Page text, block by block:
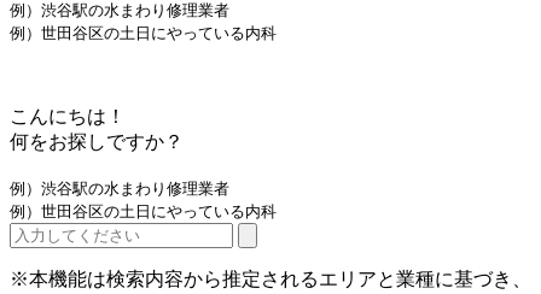
例）渋谷駅の水まわり修理業者
例）世田谷区の土日にやっている内科
こんにちは！
何をお探しですか？
例）渋谷駅の水まわり修理業者
例）世田谷区の土日にやっている内科
※本機能は検索内容から推定されるエリアと業種に基づき、